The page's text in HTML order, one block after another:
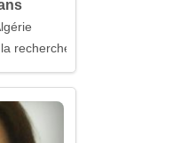
recherche d'un mari